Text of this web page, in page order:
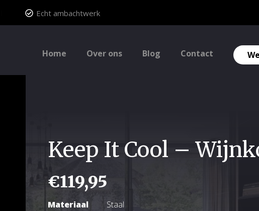
Echt ambachtwerk
Home Over ons Blog Contact
Keep It Cool –
€119,95
MateriaalStaal